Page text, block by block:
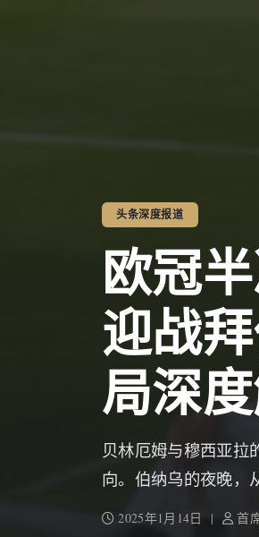
头条深度报道
欧冠
迎战
局深
贝林厄姆与穆西亚拉
向。伯纳乌的夜晚，
2025年1月14日 | 首